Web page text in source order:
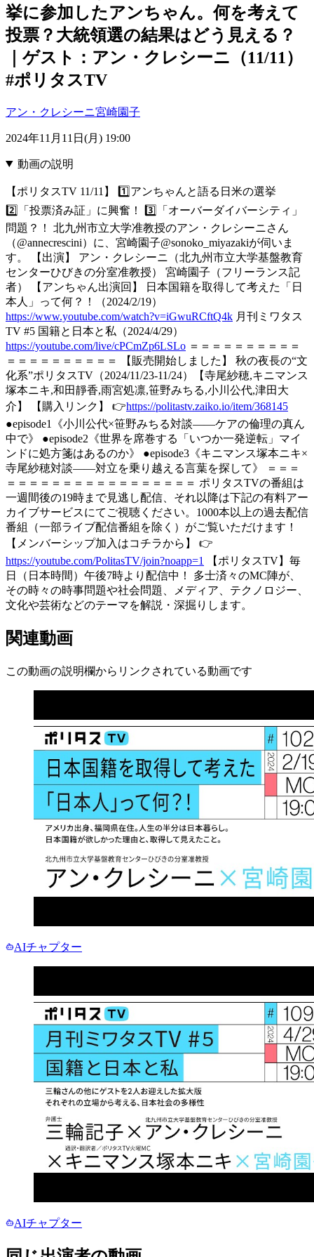
挙に参加したアンちゃん。何を考えて
投票？大統領選の結果はどう見える？
｜ゲスト：アン・クレシーニ（11/11）
#ポリタスTV
アン・クレシーニ宮崎園子
2024年11月11日(月) 19:00
動画の説明
【ポリタスTV 11/11】 1️⃣アンちゃんと語る日米の選挙
2️⃣「投票済み証」に興奮！ 3️⃣「オーバーダイバーシティ」
問題？！ 北九州市立大学准教授のアン・クレシーニさん
（@annecrescini）に、宮崎園子@sonoko_miyazakiが伺いま
す。 【出演】 アン・クレシーニ（北九州市立大学基盤教育
センターひびきの分室准教授） 宮崎園子（フリーランス記
者） 【アンちゃん出演回】 日本国籍を取得して考えた「日
本人」って何？！（2024/2/19）
https://www.youtube.com/watch?v=iGwuRCftQ4k 月刊ミワタス
TV #5 国籍と日本と私（2024/4/29）
https://youtube.com/live/cPCmZp6LSLo ＝＝＝＝＝＝＝＝＝＝
＝＝＝＝＝＝＝＝＝＝ 【販売開始しました】 秋の夜長の“文
化系”ポリタスTV（2024/11/23-11/24）【寺尾紗穂,キニマンス
塚本ニキ,和田靜香,雨宮処凛,笹野みちる,小川公代,津田大
介】 【購入リンク】 👉https://politastv.zaiko.io/item/368145
●episode1《小川公代×笹野みちる対談――ケアの倫理の真ん
中で》 ●episode2《世界を席巻する「いつか一発逆転」マイ
ンドに処方箋はあるのか》 ●episode3《キニマンス塚本ニキ×
寺尾紗穂対談――対立を乗り越える言葉を探して》 ＝＝＝
＝＝＝＝＝＝＝＝＝＝＝＝＝＝＝＝＝ ポリタスTVの番組は
一週間後の19時まで見逃し配信、それ以降は下記の有料アー
カイブサービスにてご視聴ください。1000本以上の過去配信
番組（一部ライブ配信番組を除く）がご覧いただけます！
【メンバーシップ加入はコチラから】 👉
https://youtube.com/PolitasTV/join?noapp=1
【ポリタスTV】毎
日（日本時間）午後7時より配信中！ 多士済々のMC陣が、
その時々の時事問題や社会問題、メディア、テクノロジー、
文化や芸術などのテーマを解説・深掘りします。
関連動画
この動画の説明欄からリンクされている動画です
AIチャプター
AIチャプター